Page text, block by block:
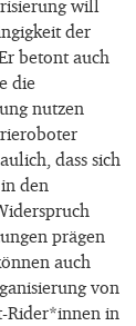
will
der
betont auch
die
nutzen
dass sich
den
prägen
auch
von
Rider*innen in